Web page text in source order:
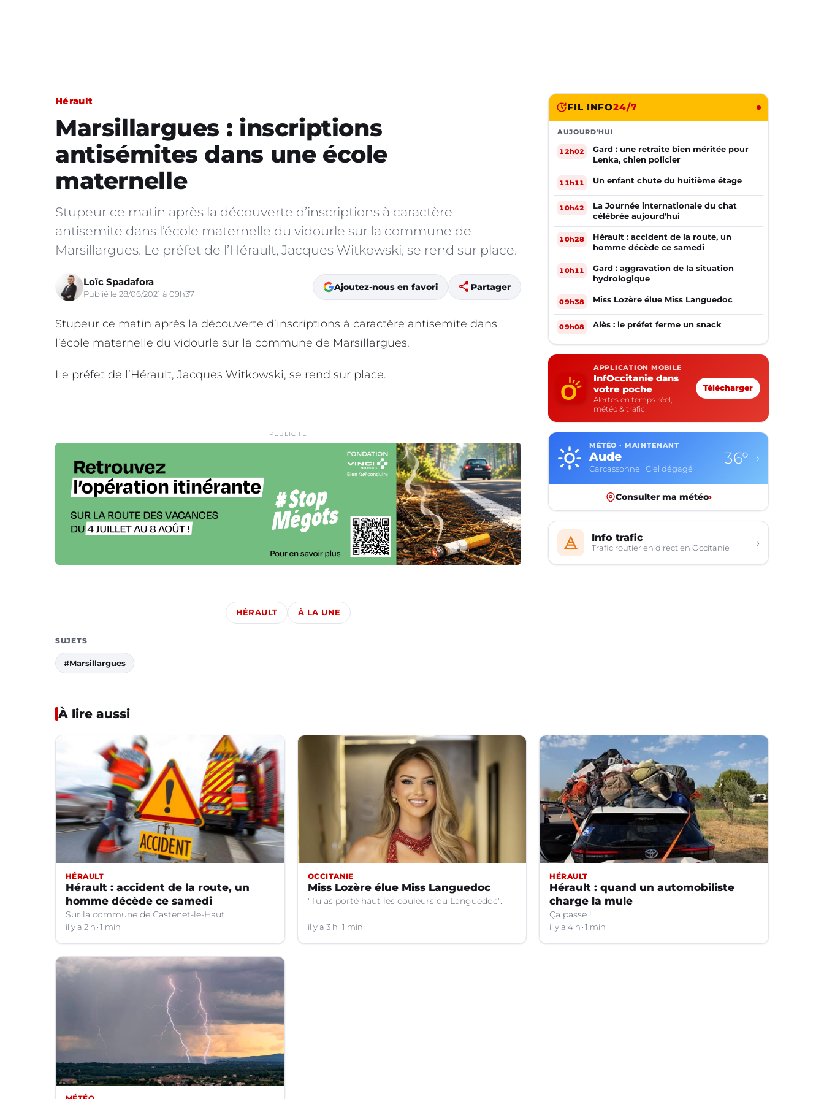
Hérault
Marsillargues : inscriptions
antisémites dans une école
maternelle
Stupeur ce matin après la découverte d’inscriptions à caractère
antisemite dans l’école maternelle du vidourle sur la commune de
Marsillargues. Le préfet de l’Hérault, Jacques Witkowski, se rend sur place.
Loïc Spadafora
Publié le 28/06/2021 à 09h37
Ajoutez-nous en favori share Partager
Stupeur ce matin après la découverte d’inscriptions à caractère antisemite dans
l’école maternelle du vidourle sur la commune de Marsillargues.
Le préfet de l’Hérault, Jacques Witkowski, se rend sur place.
PUBLICITÉ
HÉRAULT À LA UNE
SUJETS
#Marsillargues
FIL INFO24/7
AUJOURD'HUI
12h02
Gard : une retraite bien méritée pour
Lenka, chien policier
11h11 Un enfant chute du huitième étage
10h42
La Journée internationale du chat
célébrée aujourd'hui
10h28
Hérault : accident de la route, un
homme décède ce samedi
10h11
Gard : aggravation de la situation
hydrologique
09h38 Miss Lozère élue Miss Languedoc
09h08 Alès : le préfet ferme un snack
APPLICATION MOBILE
InfOccitanie dans
votre poche
Alertes en temps réel,
météo & trafic
Télécharger
MÉTÉO · MAINTENANT
Aude
Carcassonne · Ciel dégagé
36° ›
Consulter ma météo›
Info trafic
Trafic routier en direct en Occitanie ›
À lire aussi
HÉRAULT
Hérault : accident de la route, un
homme décède ce samedi
Sur la commune de Castenet-le-Haut
il y a 2 h 1 min
OCCITANIE
Miss Lozère élue Miss Languedoc
"Tu as porté haut les couleurs du Languedoc".
il y a 3 h 1 min
HÉRAULT
Hérault : quand un automobiliste
charge la mule
Ça passe !
il y a 4 h 1 min